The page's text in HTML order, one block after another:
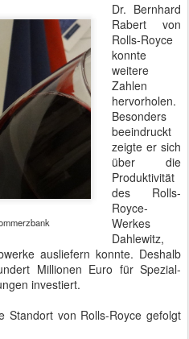
Dr. Bernhard
Rabert von
Rolls-Royce
konnte
weitere
Zahlen
hervorholen.
Besonders
beeindruckt
zeigte er sich
über die
Produktivität
des Rolls-
Royce-
Werkes
Dahlewitz,
ausliefern konnte. Deshalb
Millionen Euro für Spezial-
investiert.
Standort von Rolls-Royce gefolgt